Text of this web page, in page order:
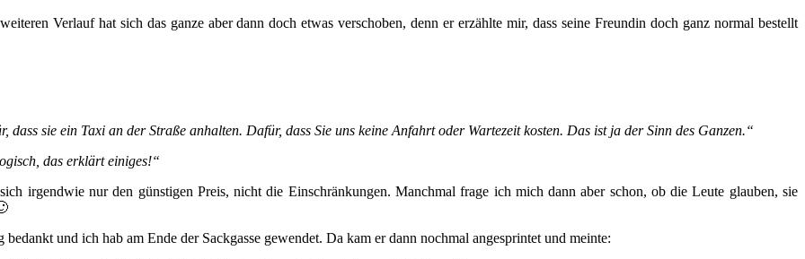
Verlauf hat sich das ganze aber dann doch etwas verschoben, denn er erzählte mir, dass seine Freundin doch ganz normal bestellt
dass sie ein Taxi an der Straße anhalten. Dafür, dass Sie uns keine Anfahrt oder Wartezeit kosten. Das ist ja der Sinn des Ganzen.“
das erklärt einiges!“
irgendwie nur den günstigen Preis, nicht die Einschränkungen. Manchmal frage ich mich dann aber schon, ob die Leute glauben, sie
und ich hab am Ende der Sackgasse gewendet. Da kam er dann nochmal angesprintet und meinte: